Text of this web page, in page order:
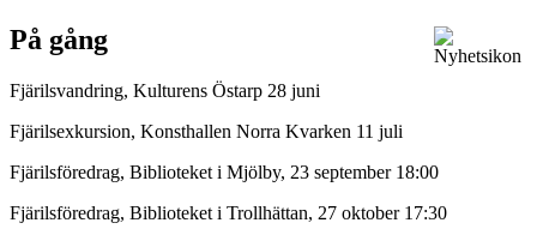
På gång
Fjärilsvandring, Kulturens Östarp 28 juni
Fjärilsexkursion, Konsthallen Norra Kvarken 11 juli
Fjärilsföredrag, Biblioteket i Mjölby, 23 september 18:00
Fjärilsföredrag, Biblioteket i Trollhättan, 27 oktober 17:30